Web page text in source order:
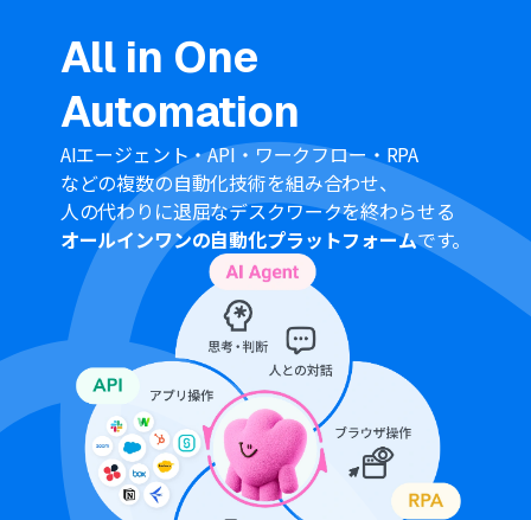
利用いただけるアプリとなっております。フリープラン・
ミニプランの場合は設定しているフローボットのオペレ
ーションやデータコネクトはエラーとなりますので、ご注
意ください。
チームプランやサクセスプランなどの有料プランは、2週
間の無料トライアルを行うことが可能です。無料トライア
ル中には制限対象のアプリを使用することができます。
トリガーは5分、10分、15分、30分、60分の間隔で起動
間隔を選択できます。
プランによって最短の起動間隔が異なりますので、ご注意
ください。
All in One
Automation
AIエージェント・API・ワークフロー・RPA
などの複数の自動化技術を組み合わせ、
人の代わりに退屈なデスクワークを終わらせる
オールインワンの自動化プラットフォームです。